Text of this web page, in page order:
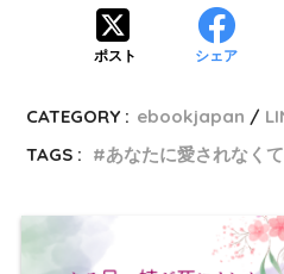
ポスト シェア
CATEGORY : ebookjapan
TAGS :
あなたに愛されなく